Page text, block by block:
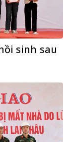
sinh sau